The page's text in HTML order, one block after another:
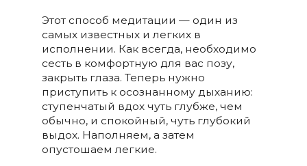
Этот способ медитации — один из
самых известных и легких в
исполнении. Как всегда, необходимо
сесть в комфортную для вас позу,
закрыть глаза. Теперь нужно
приступить к осознанному дыханию:
ступенчатый вдох чуть глубже, чем
обычно, и спокойный, чуть глубокий
выдох. Наполняем, а затем
опустошаем легкие.